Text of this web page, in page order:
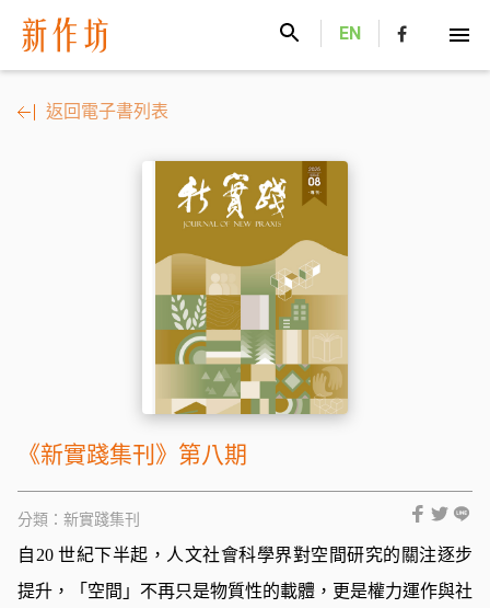
EN
返回電子書列表
《新實踐集刊》第八期
分類： 新實踐集刊
自20 世紀下半起，人文社會科學界對空間研究的關注逐步
提升，「空間」不再只是物質性的載體，更是權力運作與社